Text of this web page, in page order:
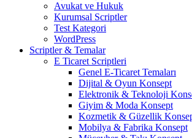
Avukat ve Hukuk
Kurumsal Scriptler
Test Kategori
WordPress
Scriptler & Temalar
E Ticaret Scriptleri
Genel E-Ticaret Temaları
Dijital & Oyun Konsept
Elektronik & Teknoloji
Giyim & Moda Konsept
Kozmetik & Güzellik
Mobilya & Fabrika Konsept